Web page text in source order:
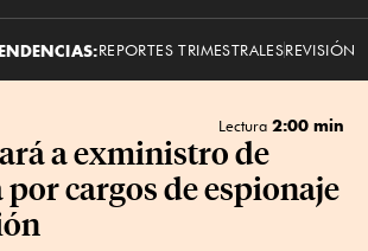
REPORTES TRIMESTRALESREVISIÓN
Lectura 2:00 min
a exministro de
cargos de espionaje